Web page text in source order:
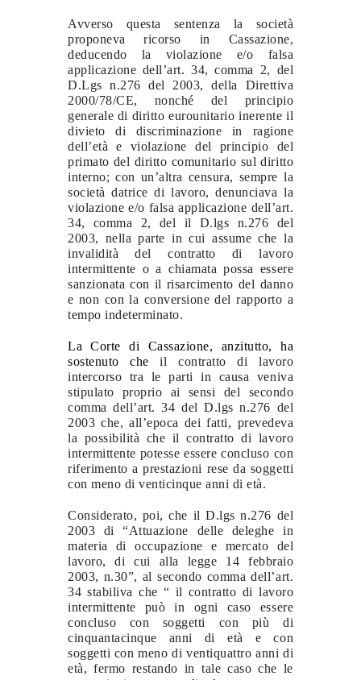
Avverso questa sentenza la società
proponeva ricorso in Cassazione,
deducendo la violazione e/o falsa
applicazione dell’art. 34, comma 2, del
D.Lgs n.276 del 2003, della Direttiva
2000/78/CE, nonché del principio
generale di diritto eurounitario inerente il
divieto di discriminazione in ragione
dell’età e violazione del principio del
primato del diritto comunitario sul diritto
interno; con un’altra censura, sempre la
società datrice di lavoro, denunciava la
violazione e/o falsa applicazione dell’art.
34, comma 2, del il D.lgs n.276 del
2003, nella parte in cui assume che la
invalidità del contratto di lavoro
intermittente o a chiamata possa essere
sanzionata con il risarcimento del danno
e non con la conversione del rapporto a
tempo indeterminato.
La Corte di Cassazione, anzitutto, ha
sostenuto cheil contratto di lavoro
intercorso tra le parti in causa veniva
stipulato proprio ai sensi del secondo
comma dell’art. 34 del D.lgs n.276 del
2003 che, all’epoca dei fatti, prevedeva
la possibilità che il contratto di lavoro
intermittente potesse essere concluso con
riferimento a prestazioni rese da soggetti
con meno di venticinque anni di età.
Considerato, poi, che il D.lgs n.276 del
2003 di “Attuazione delle deleghe in
materia di occupazione e mercato del
lavoro, di cui alla legge 14 febbraio
2003, n.30”, al secondo comma dell’art.
34 stabiliva che “ il contratto di lavoro
intermittente può in ogni caso essere
concluso con soggetti con più di
cinquantacinque anni di età e con
soggetti con meno di ventiquattro anni di
età, fermo restando in tale caso che le